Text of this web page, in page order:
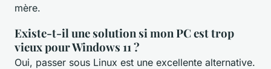
mère.
Existe-t-il une solution si mon PC est trop
vieux pour Windows 11 ?
Oui, passer sous Linux est une excellente alternative.